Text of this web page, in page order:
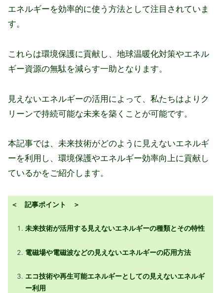
エネルギーを効率的に使う方法として注目されていま
す。
これらは環境保護に貢献し、地球温暖化対策やエネル
ギー資源の無駄を減らす一助となります。
見えないエネルギーの活用によって、私たちはよりク
リーンで持続可能な未来を築くことが可能です。
本記事では、未来技術がどのように見えないエネルギ
ーを利用し、環境保護やエネルギー効率向上に貢献し
ているかをご紹介します。
＜ 記事ポイント ＞
未来技術が活用する見えないエネルギーの種類とその特性
電磁場や電磁波などの見えないエネルギーの応用方法
エコ技術や再生可能エネルギーとしての見えないエネルギ
ー利用